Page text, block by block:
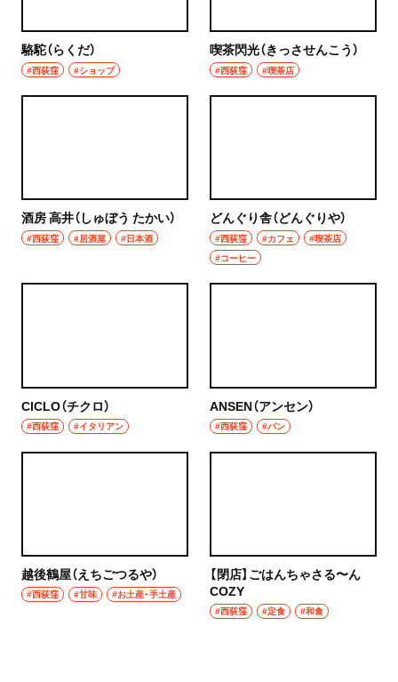
駱駝（らくだ）
#西荻窪 #ショップ
喫茶閃光（きっさせんこう）
#西荻窪 #喫茶店
酒房 高井（しゅぼう たかい）
#西荻窪 #居酒屋 #日本酒
どんぐり舎（どんぐりや）
#西荻窪 #カフェ
#喫茶店
#コーヒー
CICLO（チクロ）
#西荻窪 #イタリアン
ANSEN（アンセン）
#西荻窪 #パン
越後鶴屋（えちごつるや）
#西荻窪 #甘味 #お土産・手土産
【閉店】ごはんちゃさる〜ん
COZY
#西荻窪 #定食 #和食